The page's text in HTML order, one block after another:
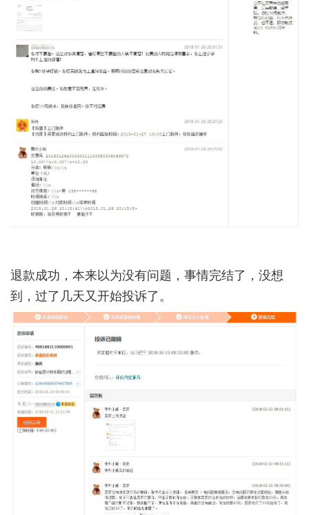
退款成功，本来以为没有问题，事情完结了，没想
到，过了几天又开始投诉了。